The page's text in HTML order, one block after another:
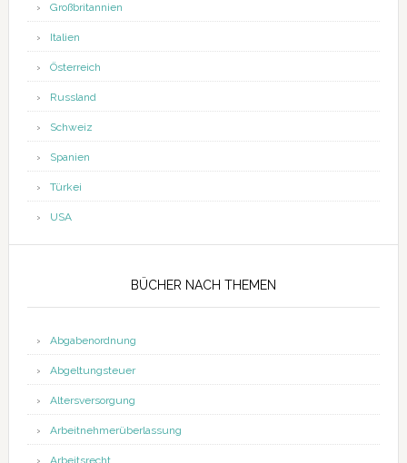
Großbritannien
Italien
Österreich
Russland
Schweiz
Spanien
Türkei
USA
BÜCHER NACH THEMEN
Abgabenordnung
Abgeltungsteuer
Altersversorgung
Arbeitnehmerüberlassung